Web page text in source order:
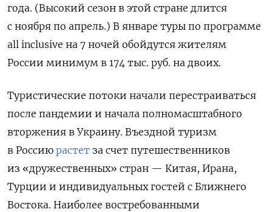
года. (Высокий сезон в этой стране длится
с ноября по апрель.) В январе туры по программе
all inclusive на 7 ночей обойдутся жителям
России минимум в 174 тыс. руб. на двоих.
Туристические потоки начали перестраиваться
после пандемии и начала полномасштабного
вторжения в Украину. Въездной туризм
в Россию растет за счет путешественников
из «дружественных» стран — Китая, Ирана,
Турции и индивидуальных гостей с Ближнего
Востока. Наиболее востребованными